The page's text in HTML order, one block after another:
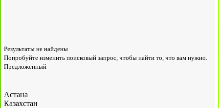
Результаты не найдены
Попробуйте изменить поисковый запрос, чтобы найти то, что вам нужно.
Предложенный
Астана
Казахстан